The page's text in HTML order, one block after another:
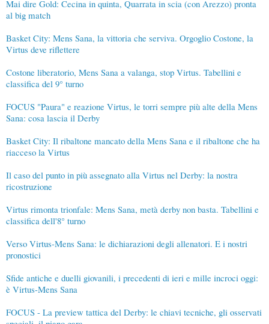
Mai dire Gold: Cecina in quinta, Quarrata in scia (con Arezzo) pronta
al big match
Basket City: Mens Sana, la vittoria che serviva. Orgoglio Costone, la
Virtus deve riflettere
Costone liberatorio, Mens Sana a valanga, stop Virtus. Tabellini e
classifica del 9° turno
FOCUS "Paura" e reazione Virtus, le torri sempre più alte della Mens
Sana: cosa lascia il Derby
Basket City: Il ribaltone mancato della Mens Sana e il ribaltone che ha
riacceso la Virtus
Il caso del punto in più assegnato alla Virtus nel Derby: la nostra
ricostruzione
Virtus rimonta trionfale: Mens Sana, metà derby non basta. Tabellini e
classifica dell'8° turno
Verso Virtus-Mens Sana: le dichiarazioni degli allenatori. E i nostri
pronostici
Sfide antiche e duelli giovanili, i precedenti di ieri e mille incroci oggi:
è Virtus-Mens Sana
FOCUS - La preview tattica del Derby: le chiavi tecniche, gli osservati